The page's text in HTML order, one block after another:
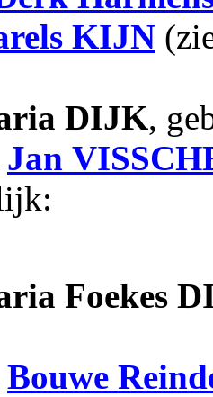
KIJN
DIJK,
Jan
Foekes
Bouwe